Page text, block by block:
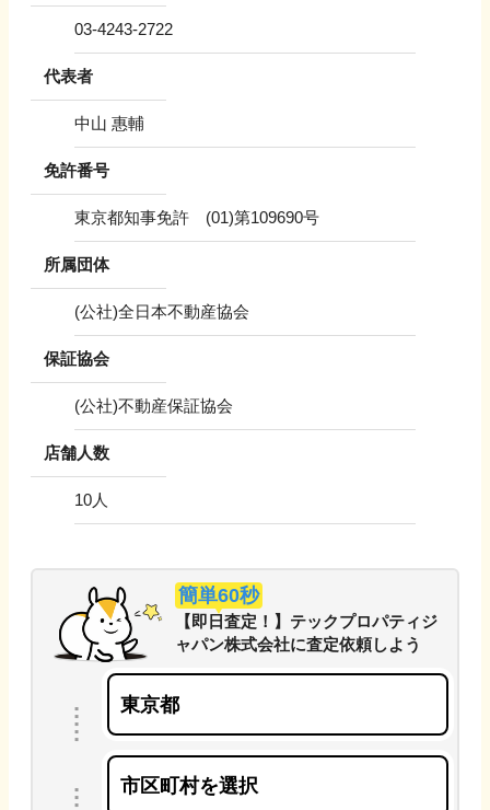
03-4243-2722
代表者
中山 惠輔
免許番号
東京都知事免許 (01)第109690号
所属団体
(公社)全日本不動産協会
保証協会
(公社)不動産保証協会
店舗人数
10人
簡単60秒
【即日査定！】テックプロパティジ
ャパン株式会社に査定依頼しよう